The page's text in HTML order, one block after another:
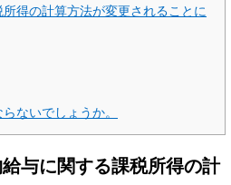
得の計算方法が変更されることに
ないでしょうか。
与に関する課税所得の計